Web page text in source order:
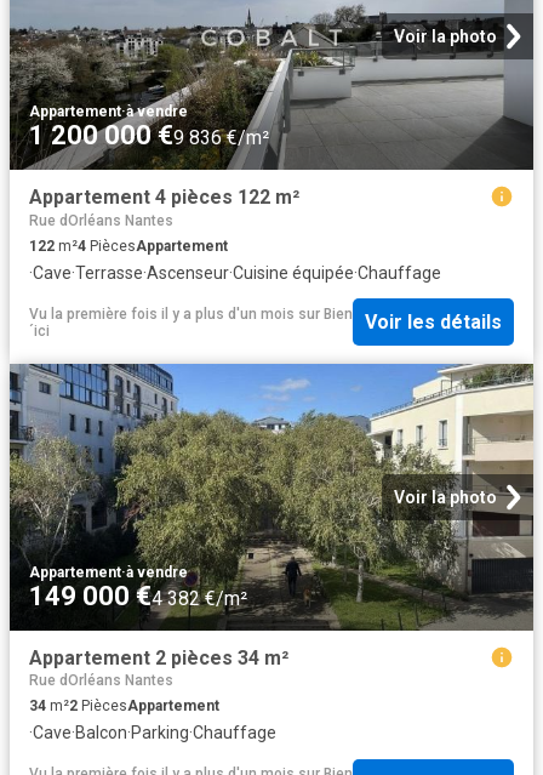
Voir la photo
Appartement·à vendre
1 200 000 €9 836 €/m²
Appartement 4 pièces 122 m²
Rue dOrléans Nantes
122 m²4 PiècesAppartement
·Cave·Terrasse·Ascenseur·Cuisine équipée·Chauffage
Vu la première fois il y a plus d'un mois sur Bien
´ici
Voir les détails
Voir la photo
Appartement·à vendre
149 000 €4 382 €/m²
Appartement 2 pièces 34 m²
Rue dOrléans Nantes
34 m²2 PiècesAppartement
·Cave·Balcon·Parking·Chauffage